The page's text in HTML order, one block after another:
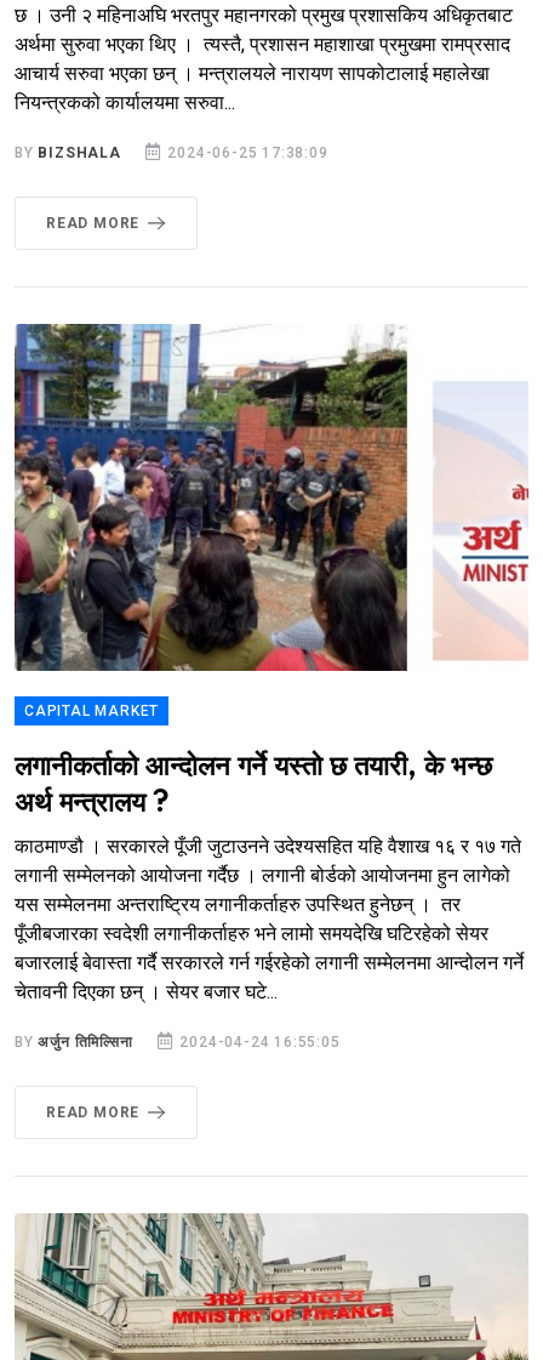
छ । उनी २ महिनाअघि भरतपुर महानगरको प्रमुख प्रशासकिय अधिकृतबाट
अर्थमा सुरुवा भएका थिए । त्यस्तै, प्रशासन महाशाखा प्रमुखमा रामप्रसाद
आचार्य सरुवा भएका छन् । मन्त्रालयले नारायण सापकोटालाई महालेखा
नियन्त्रकको कार्यालयमा सरुवा...
BY BIZSHALA 2024-06-25 17:38:09
READ MORE
CAPITAL MARKET
लगानीकर्ताको आन्दोलन गर्ने यस्तो छ तयारी, के भन्छ
अर्थ मन्त्रालय ?
काठमाण्डौ । सरकारले पूँजी जुटाउनने उदेश्यसहित यहि वैशाख १६ र १७ गते
लगानी सम्मेलनको आयोजना गर्दैछ । लगानी बोर्डको आयोजनमा हुन लागेको
यस सम्मेलनमा अन्तराष्ट्रिय लगानीकर्ताहरु उपस्थित हुनेछन् । तर
पूँजीबजारका स्वदेशी लगानीकर्ताहरु भने लामो समयदेखि घटिरहेको सेयर
बजारलाई बेवास्ता गर्दै सरकारले गर्न गईरहेको लगानी सम्मेलनमा आन्दोलन गर्ने
चेतावनी दिएका छन् । सेयर बजार घटे...
BYअर्जुन तिमिल्सिना 2024-04-24 16:55:05
READ MORE